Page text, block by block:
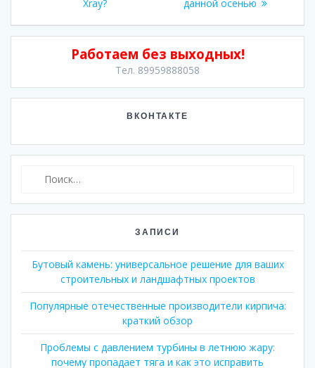
записям
Xray?
данной осенью
Работаем без выходных!
Тел. 89959888058
ВКОНТАКТЕ
ЗАПИСИ
Бутовый камень: универсальное решение для ваших
строительных и ландшафтных проектов
Популярные отечественные производители кирпича:
краткий обзор
Проблемы с давлением турбины в летнюю жару:
почему пропадает тяга и как это исправить